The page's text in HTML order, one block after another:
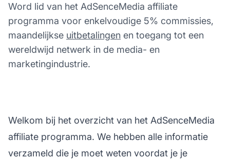
Word lid van het AdSenceMedia affiliate
programma voor enkelvoudige 5% commissies,
maandelijkse uitbetalingen en toegang tot een
wereldwijd netwerk in de media- en
marketingindustrie.
Welkom bij het overzicht van het AdSenceMedia
affiliate programma. We hebben alle informatie
verzameld die je moet weten voordat je je